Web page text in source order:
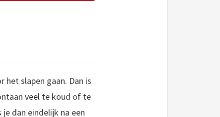
het slapen gaan. Dan is
veel te koud of te
dan eindelijk na een